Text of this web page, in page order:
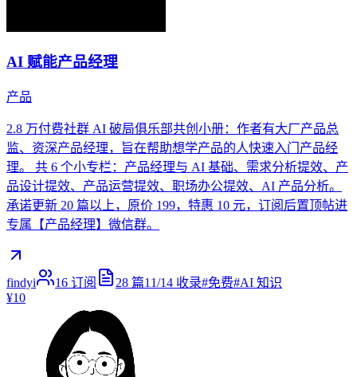
AI 赋能产品经理
产品
2.8 万付费社群 AI 破局俱乐部共创小册：作者有大厂产品总
监、资深产品经理，旨在帮助想学产品的人快速入门产品经
理。 共 6 个小专栏：产品经理与 AI 基础、需求分析提效、产
品设计提效、产品运营提效、职场办公提效、AI 产品分析。
承诺更新 20 篇以上，原价 199，特惠 10 元，订阅后置顶帖进
专属【产品经理】微信群。
findyi 16 订阅 28 篇11/14 收录#免费#AI 知识
¥10